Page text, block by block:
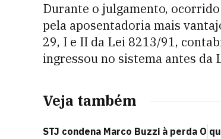
Durante o julgamento,
pela aposentadoria mais
29, I e II da Lei 8213/91,
ingressou no sistema antes da
Veja também
STJ condena Marco Buzzi à perda O